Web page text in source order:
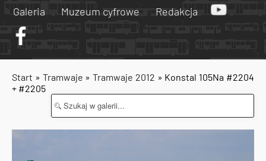
Galeria
Muzeum cyfrowe Redakcja
Start » Tramwaje »Tramwaje 2012 » Konstal 105Na #2204
+ #2205